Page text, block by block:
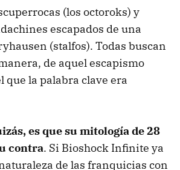
(los octoroks) y
escapados de una
(stalfos). Todas buscan
de aquel escapismo
la palabra clave era
es que su mitología de 28
contra. Si Bioshock Infinite ya
de las franquicias con